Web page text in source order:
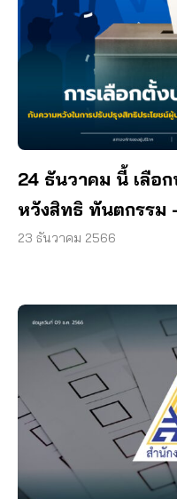
24 ธันวาคม นี้ เลือ
หวังสิทธิ ทันตกรรม
23 ธันวาคม 2566